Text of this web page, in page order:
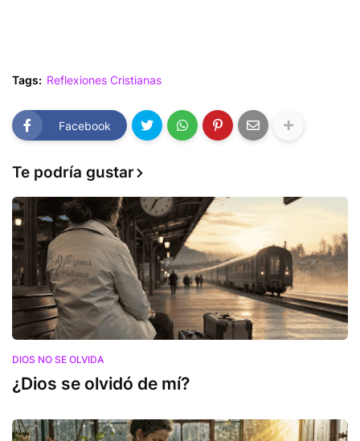
Tags: Reflexiones Cristianas
Facebook
Te podría gustar
DIOS NO SE OLVIDA
¿Dios se olvidó de mí?